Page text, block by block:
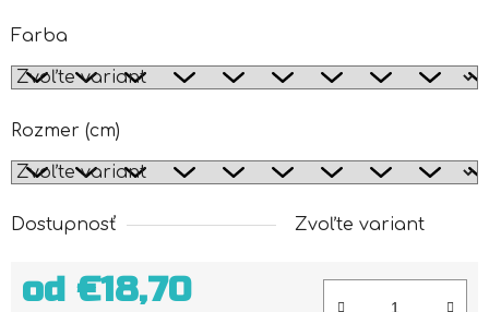
Farba
Rozmer (cm)
Dostupnosť Zvoľte variant
od €18,70